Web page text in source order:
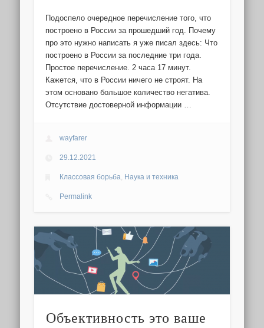
Подоспело очередное перечисление того, что
построено в России за прошедший год. Почему
про это нужно написать я уже писал здесь: Что
построено в России за последние три года.
Простое перечисление. 2 часа 17 минут.
Кажется, что в России ничего не строят. На
этом основано большое количество негатива.
Отсутствие достоверной информации …
wayfarer
29.12.2021
Классовая борьба, Наука и техника
Permalink
Объективность это ваше